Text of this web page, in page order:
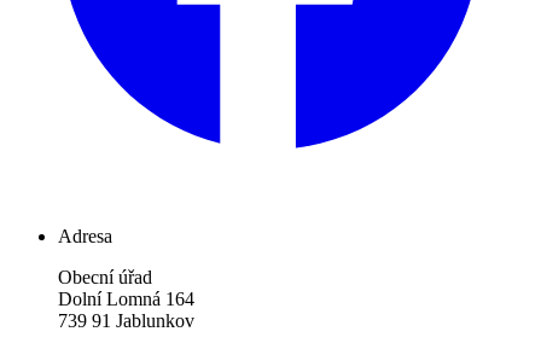
Adresa
Obecní úřad
Dolní Lomná 164
739 91 Jablunkov